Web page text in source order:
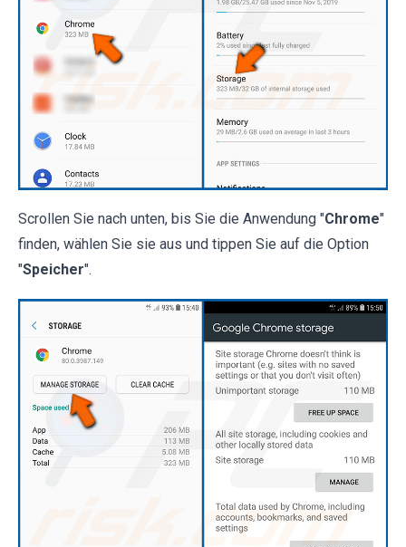
Scrollen Sie nach unten, bis Sie die Anwendung "Chrome"
finden, wählen Sie sie aus und tippen Sie auf die Option
"Speicher".